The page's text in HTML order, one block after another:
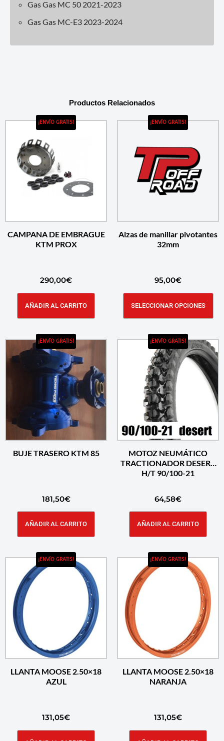
Gas Gas MC 50 2021-2023
Gas Gas MC-E3 2023-2024
Productos Relacionados
¡ENVÍO GRATIS!
CAMPANA DE EMBRAGUE
KTM PROX
290,00€
AÑADIR AL CARRITO
¡ENVÍO GRATIS!
Alzas de manillar pivotantes
32mm
95,00€
SELECCIONAR OPCIONES
¡ENVÍO GRATIS!
BUJE TRASERO KTM 85
181,50€
AÑADIR AL CARRITO
¡ENVÍO GRATIS!
MOTOZ NEUMÁTICO
TRACTIONADOR DESERT
H/T 90/100-21
64,58€
AÑADIR AL CARRITO
¡ENVÍO GRATIS!
LLANTA MOOSE 2.50×18
AZUL
131,05€
¡ENVÍO GRATIS!
LLANTA MOOSE 2.50×18
NARANJA
131,05€